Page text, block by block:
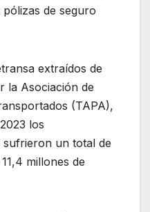
de seguro
extraídos de
la Asociación de
(TAPA),
los
un total de
millones de